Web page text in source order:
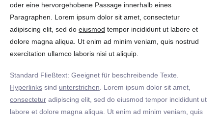
oder eine hervorgehobene Passage innerhalb eines
Paragraphen. Lorem ipsum dolor sit amet, consectetur
adipiscing elit, sed do eiusmod tempor incididunt ut labore et
dolore magna aliqua. Ut enim ad minim veniam, quis nostrud
exercitation ullamco laboris nisi ut aliquip.
Standard Fließtext: Geeignet für beschreibende Texte.
Hyperlinks sind unterstrichen . Lorem ipsum dolor sit amet,
consectetur adipiscing elit, sed do eiusmod tempor incididunt ut
labore et dolore magna aliqua. Ut enim ad minim veniam, quis